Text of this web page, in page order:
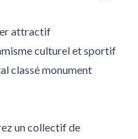
attractif
culturel et sportif
classé monument
un collectif de